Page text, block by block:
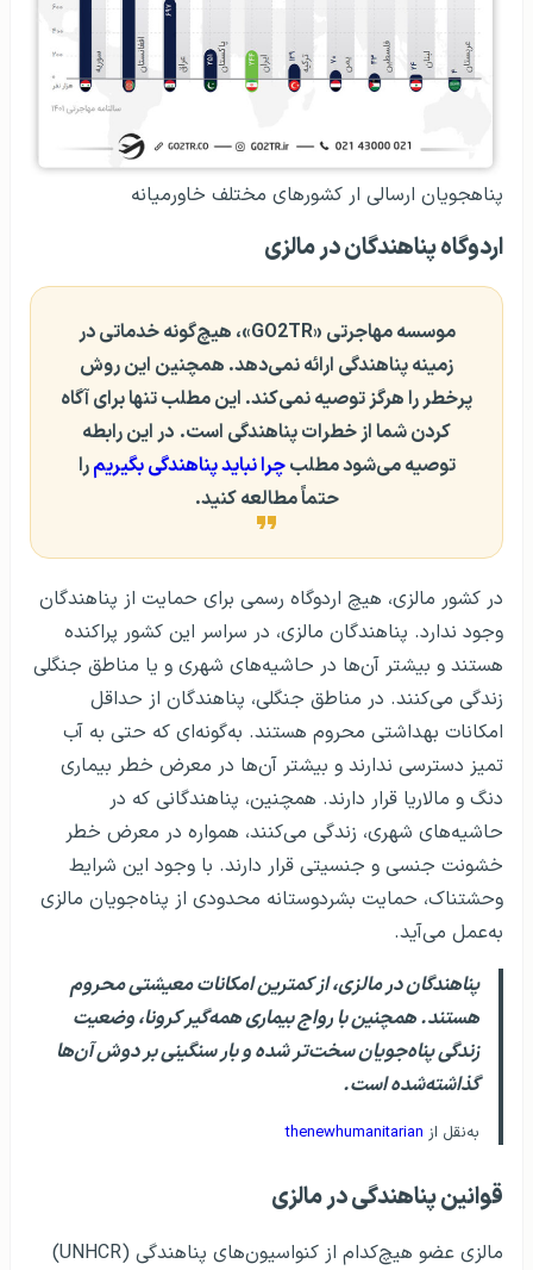
پناهجویان ارسالی ار کشورهای مختلف خاورمیانه
اردوگاه پناهندگان در مالزی
موسسه مهاجرتی «GO2TR»، هیچ‌گونه خدماتی در
زمینه پناهندگی ارائه نمی‌دهد. همچنین این روش
پرخطر را هرگز توصیه نمی‌کند. این مطلب تنها برای آگاه
کردن شما از خطرات پناهندگی است. در این رابطه
توصیه می‌شود مطلبچرا نباید پناهندگی بگیریمرا
حتماً مطالعه کنید.
در کشور مالزی، هیچ اردوگاه رسمی برای حمایت از پناهندگان
وجود ندارد. پناهندگان مالزی، در سراسر این کشور پراکنده
هستند و بیشتر آن‌ها در حاشیه‌های شهری و یا مناطق جنگلی
زندگی می‌کنند. در مناطق جنگلی، پناهندگان از حداقل
امکانات بهداشتی محروم هستند. به‌گونه‌ای که حتی به آب
تمیز دسترسی ندارند و بیشتر آن‌ها در معرض خطر بیماری
دنگ و مالاریا قرار دارند. همچنین، پناهندگانی که در
حاشیه‌های شهری، زندگی می‌کنند، همواره در معرض خطر
خشونت جنسی و جنسیتی قرار دارند. با وجود این شرایط
وحشتناک، حمایت بشردوستانه محدودی از پناه‌جویان مالزی
به‌عمل می‌آید.
پناهندگان در مالزی، از کمترین امکانات معیشتی محروم
هستند. همچنین با رواج بیماری همه‌گیر کرونا، وضعیت
زندگی پناه‌جویان سخت‌تر شده و بار سنگینی بر دوش آن‌ها
گذاشته‌شده است.
به‌نقل از thenewhumanitarian
قوانین پناهندگی در مالزی
مالزی عضو هیچ‌کدام از کنواسیون‌های پناهندگی (UNHCR)